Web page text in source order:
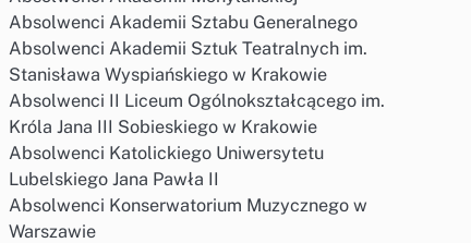
Absolwenci Akademii Sztabu Generalnego
Absolwenci Akademii Sztuk Teatralnych im.
Stanisława Wyspiańskiego w Krakowie
Absolwenci II Liceum Ogólnokształcącego im.
Króla Jana III Sobieskiego w Krakowie
Absolwenci Katolickiego Uniwersytetu
Lubelskiego Jana Pawła II
Absolwenci Konserwatorium Muzycznego w
Warszawie